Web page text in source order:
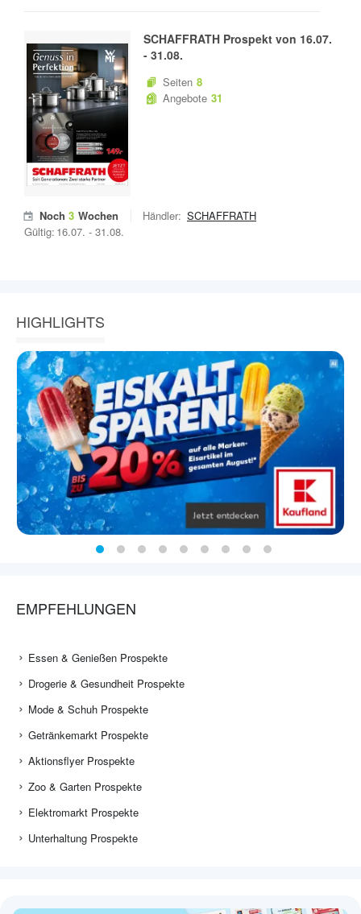
SCHAFFRATH Prospekt von 16.07.
- 31.08.
Seiten 8
Angebote 31
Noch 3 Wochen
Gültig: 16.07. - 31.08.
Händler: SCHAFFRATH
HIGHLIGHTS
EMPFEHLUNGEN
Essen & Genießen Prospekte
Drogerie & Gesundheit Prospekte
Mode & Schuh Prospekte
Getränkemarkt Prospekte
Aktionsflyer Prospekte
Zoo & Garten Prospekte
Elektromarkt Prospekte
Unterhaltung Prospekte